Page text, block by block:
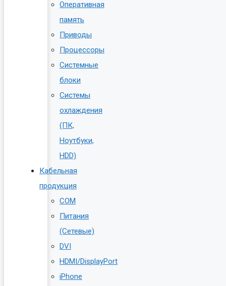
Оперативная
память
Приводы
Процессоры
Системные
блоки
Системы
охлаждения
(ПК,
Ноутбуки,
HDD)
Кабельная
продукция
COM
Питания
(Сетевые)
DVI
HDMI/DisplayPort
iPhone